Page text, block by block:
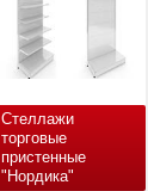
Стеллажи
торговые
пристенные
"Нордика"